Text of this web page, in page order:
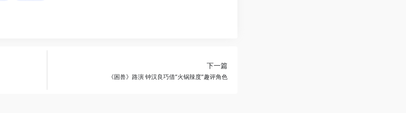
下一篇
《困兽》路演 钟汉良巧借“火锅辣度”趣评角色